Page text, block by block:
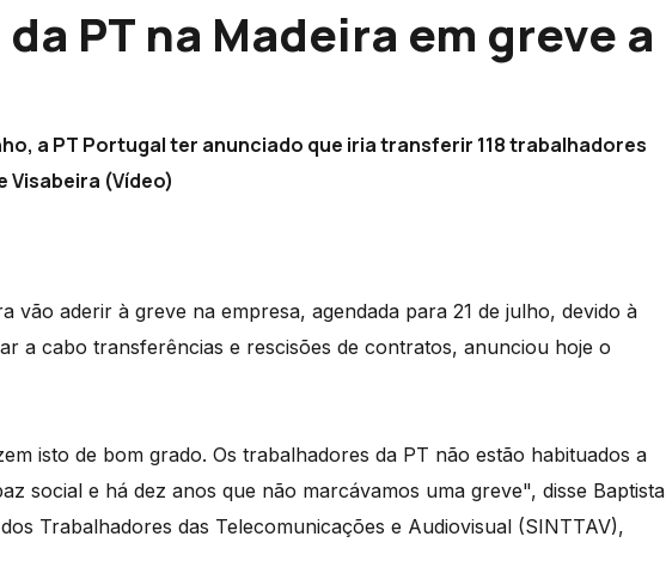
PT na Madeira em greve a
a PT Portugal ter anunciado que iria transferir 118 trabalhadores
Visabeira (Vídeo)
vão aderir à greve na empresa, agendada para 21 de julho, devido à
a cabo transferências e rescisões de contratos, anunciou hoje o
isto de bom grado. Os trabalhadores da PT não estão habituados a
social e há dez anos que não marcávamos uma greve", disse Baptista
Trabalhadores das Telecomunicações e Audiovisual (SINTTAV),